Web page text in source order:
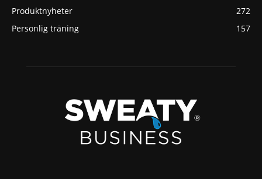
Produktnyheter
272
Personlig träning
157